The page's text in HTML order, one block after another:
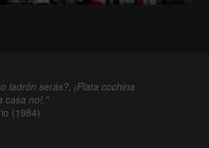
ladrón serás?, ¡Plata cochina
casa no!."
(1984)